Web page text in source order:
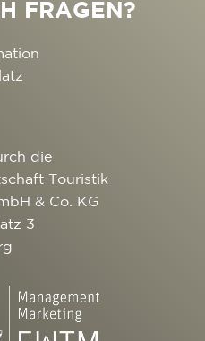
FRAGEN?
die
Touristik
& Co. KG
3